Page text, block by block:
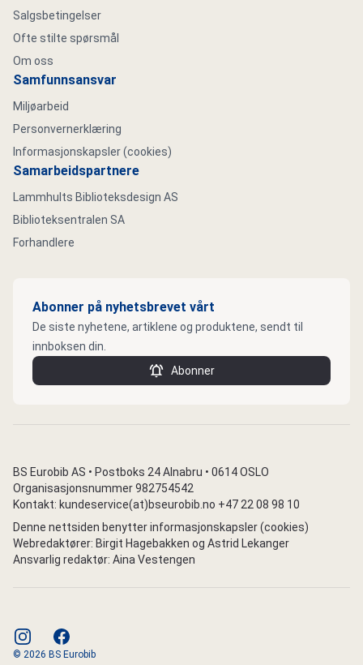
Salgsbetingelser
Ofte stilte spørsmål
Om oss
Samfunnsansvar
Miljøarbeid
Personvernerklæring
Informasjonskapsler (cookies)
Samarbeidspartnere
Lammhults Biblioteksdesign AS
Biblioteksentralen SA
Forhandlere
Abonner på nyhetsbrevet vårt
De siste nyhetene, artiklene og produktene, sendt til
innboksen din.
Abonner
BS Eurobib AS • Postboks 24 Alnabru • 0614 OSLO
Organisasjonsnummer 982754542
Kontakt: kundeservice(at)bseurobib.no +47 22 08 98 10
Denne nettsiden benytter informasjonskapsler (cookies)
Webredaktører: Birgit Hagebakken og Astrid Lekanger
Ansvarlig redaktør: Aina Vestengen
instagramfacebook
© 2026 BS Eurobib